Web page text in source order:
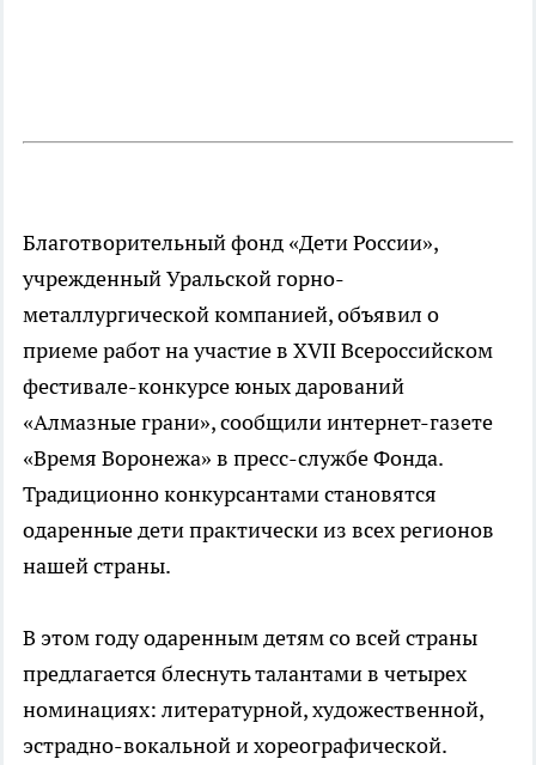
Благотворительный фонд «Дети России»,
учрежденный Уральской горно-
металлургической компанией, объявил о
приеме работ на участие в XVII Всероссийском
фестивале-конкурсе юных дарований
«Алмазные грани», сообщили интернет-газете
«Время Воронежа» в пресс-службе Фонда.
Традиционно конкурсантами становятся
одаренные дети практически из всех регионов
нашей страны.
В этом году одаренным детям со всей страны
предлагается блеснуть талантами в четырех
номинациях: литературной, художественной,
эстрадно-вокальной и хореографической.